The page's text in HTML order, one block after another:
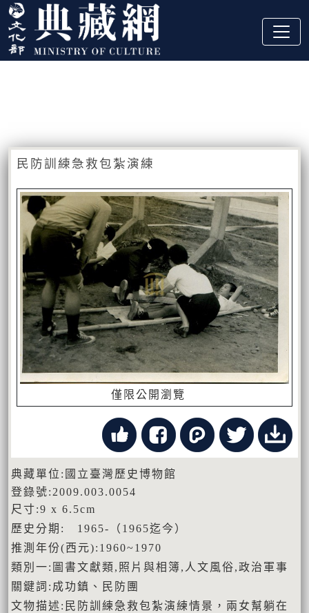
跳到主要內容
:::
民防訓練急救包紮演練
僅限公開瀏覽
典藏單位:國立臺灣歷史博物館
登錄號:2009.003.0054
尺寸:9 x 6.5cm
歷史分期: 1965-（1965迄今）
推測年份(西元):1960~1970
類別一:圖書文獻類,照片與相簿,人文風俗,政治軍事
關鍵詞:成功鎮、民防團
文物描述:民防訓練急救包紮演練情景，兩女幫躺在